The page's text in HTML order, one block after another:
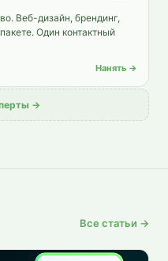
Веб-дизайн, брендинг,
Один контактный
Нанять →
→
Все статьи →